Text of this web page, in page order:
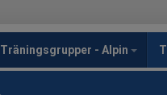
Träningsgrupper - Alpin